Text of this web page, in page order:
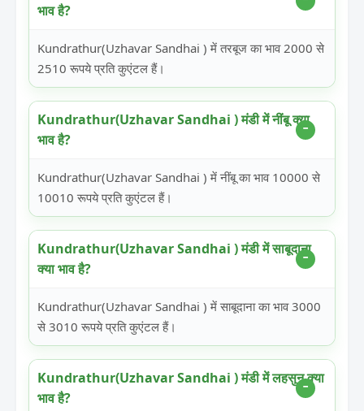
भाव है?
Kundrathur(Uzhavar Sandhai ) में तरबूज का भाव 2000 से
2510 रूपये प्रति कुएंटल हैं।
Kundrathur(Uzhavar Sandhai ) मंडी में नींबू क्या
भाव है?
Kundrathur(Uzhavar Sandhai ) में नींबू का भाव 10000 से
10010 रूपये प्रति कुएंटल हैं।
Kundrathur(Uzhavar Sandhai ) मंडी में साबूदाना
क्या भाव है?
Kundrathur(Uzhavar Sandhai ) में साबूदाना का भाव 3000
से 3010 रूपये प्रति कुएंटल हैं।
Kundrathur(Uzhavar Sandhai ) मंडी में लहसुन क्या
भाव है?